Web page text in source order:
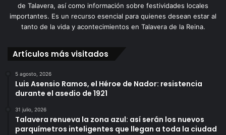
de Talavera, así como información sobre festividades locales
importantes. Es un recurso esencial para quienes desean estar al
tanto de la vida y acontecimientos en Talavera de la Reina.
Artículos más visitados
5 agosto, 2026
Luis Asensio Ramos, el Héroe de Nador: resistencia
durante el asedio de 1921
31 julio, 2026
Talavera renueva la zona azul: así serán los nuevos
parquímetros inteligentes que llegan a toda la ciudad